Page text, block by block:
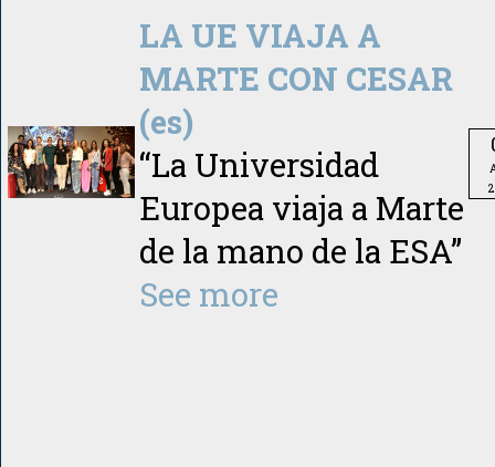
LA UE VIAJA A
MARTE CON CESAR
(es)
“La Universidad
Europea viaja a Marte
de la mano de la ESA”
See more